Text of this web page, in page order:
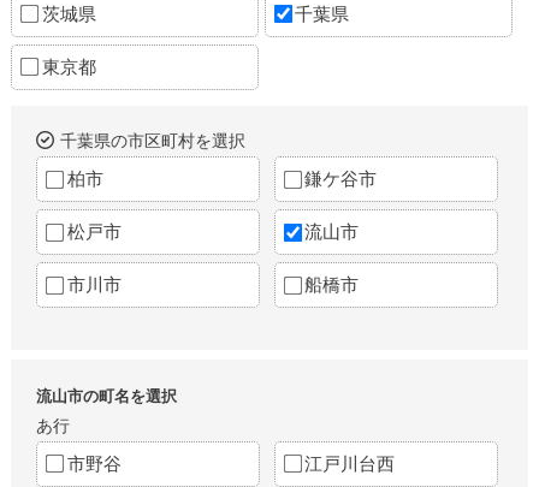
茨城県 千葉県
東京都
千葉県の市区町村を選択
柏市 鎌ケ谷市
松戸市 流山市
市川市 船橋市
流山市の町名を選択
あ行
市野谷 江戸川台西